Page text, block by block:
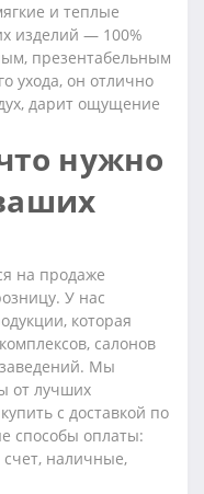
и теплые
изделий — 100%
презентабельным
ухода, он отлично
дарит ощущение
нужно
на продаже
У нас
которая
салонов
Мы
от лучших
с доставкой по
способы оплаты:
наличные,